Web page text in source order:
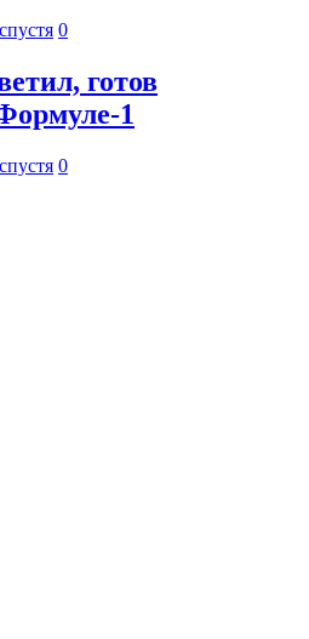
0
готов
1
0